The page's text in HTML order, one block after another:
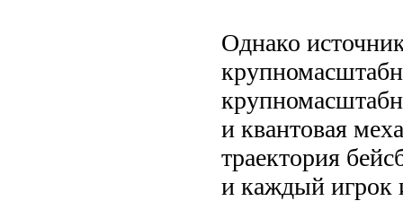
Однако
и квантовая
траектория
и каждый игрок